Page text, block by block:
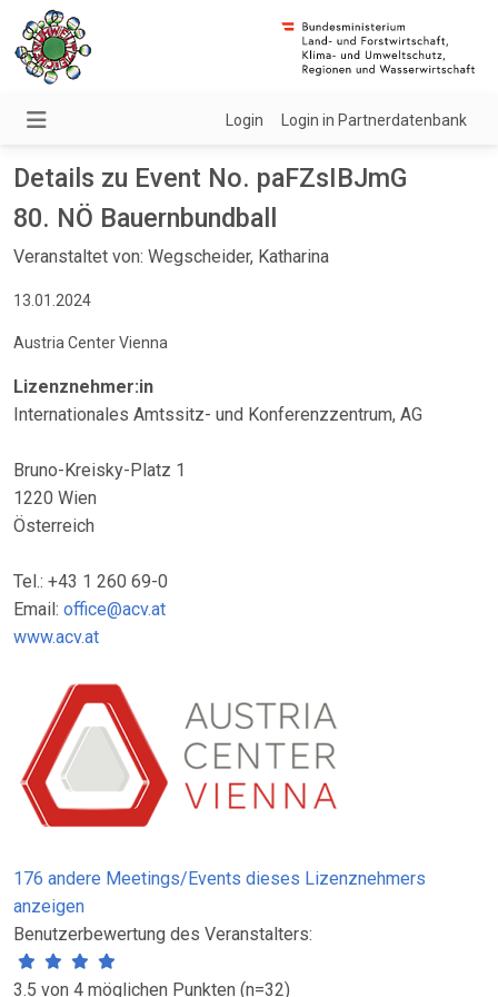
Login Login in Partnerdatenbank
Details zu Event No. paFZsIBJmG
80. NÖ Bauernbundball
Veranstaltet von: Wegscheider, Katharina
13.01.2024
Austria Center Vienna
Lizenznehmer:in
Internationales Amtssitz- und Konferenzzentrum, AG
Bruno-Kreisky-Platz 1
1220 Wien
Österreich
Tel.: +43 1 260 69-0
Email: office@acv.at
www.acv.at
176 andere Meetings/Events dieses Lizenznehmers
anzeigen
Benutzerbewertung des Veranstalters:
3.5 von 4 möglichen Punkten (n=32)